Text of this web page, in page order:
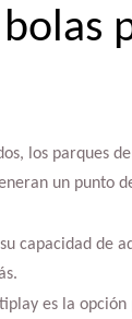
los parques
un punto
capacidad de
es la opción